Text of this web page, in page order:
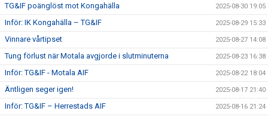
TG&IF poänglöst mot Kongahälla 2025-08-30 19:05
Inför: IK Kongahälla – TG&IF 2025-08-29 15:33
Vinnare vårtipset 2025-08-27 14:08
Tung förlust när Motala avgjorde i slutminuterna 2025-08-23 16:38
Inför: TG&IF - Motala AIF 2025-08-22 18:04
Äntligen seger igen! 2025-08-17 21:40
Inför: TG&IF – Herrestads AIF 2025-08-16 21:24